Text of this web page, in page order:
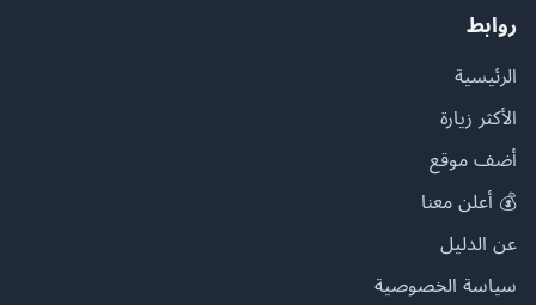
روابط
الرئيسية
الأكثر زيارة
أضف موقع
💰 أعلن معنا
عن الدليل
سياسة الخصوصية